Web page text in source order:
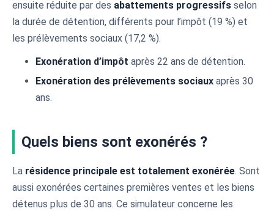
ensuite réduite par des abattements progressifs selon
la durée de détention, différents pour l’impôt (19 %) et
les prélèvements sociaux (17,2 %).
Exonération d’impôt après 22 ans de détention.
Exonération des prélèvements sociauxaprès 30
ans.
Quels biens sont exonérés ?
La résidence principale est totalement exonérée. Sont
aussi exonérées certaines premières ventes et les biens
détenus plus de 30 ans. Ce simulateur concerne les